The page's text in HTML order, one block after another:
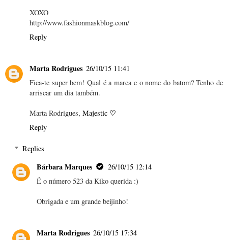
XOXO
http://www.fashionmaskblog.com/
Reply
Marta Rodrigues 26/10/15 11:41
Fica-te super bem! Qual é a marca e o nome do batom? Tenho de
arriscar um dia também.
Marta Rodrigues, Majestic ♡
Reply
Replies
Bárbara Marques
26/10/15 12:14
É o número 523 da Kiko querida :)
Obrigada e um grande beijinho!
Marta Rodrigues 26/10/15 17:34